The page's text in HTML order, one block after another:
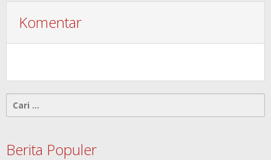
Komentar
untuk:
Berita Populer